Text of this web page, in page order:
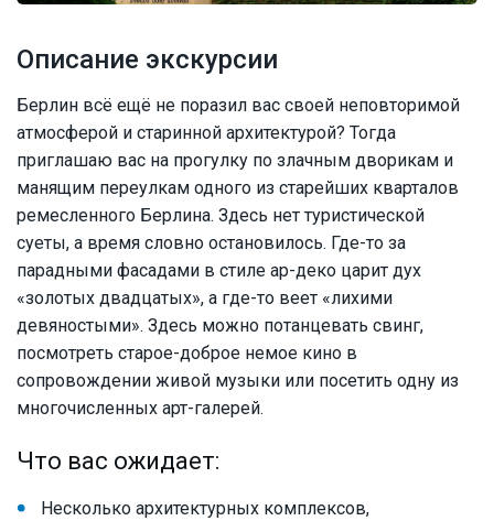
Описание экскурсии
Берлин всё ещё не поразил вас своей неповторимой
атмосферой и старинной архитектурой? Тогда
приглашаю вас на прогулку по злачным дворикам и
манящим переулкам одного из старейших кварталов
ремесленного Берлина. Здесь нет туристической
суеты, а время словно остановилось. Где-то за
парадными фасадами в стиле ар-деко царит дух
«золотых двадцатых», а где-то веет «лихими
девяностыми». Здесь можно потанцевать свинг,
посмотреть старое-доброе немое кино в
сопровождении живой музыки или посетить одну из
многочисленных арт-галерей.
Что вас ожидает:
Несколько архитектурных комплексов,